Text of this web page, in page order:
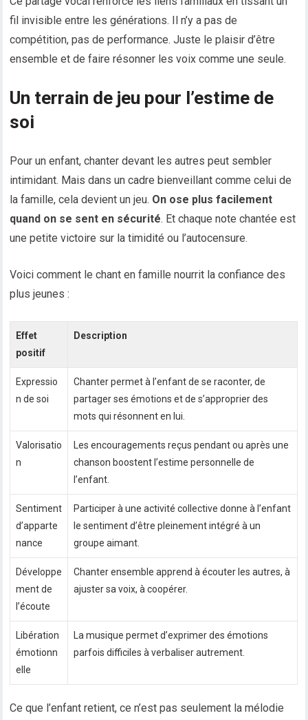
fil invisible entre les générations. Il n’y a pas de
compétition, pas de performance. Juste le plaisir d’être
ensemble et de faire résonner les voix comme une seule.
Un terrain de jeu pour l’estime de
soi
Pour un enfant, chanter devant les autres peut sembler
intimidant. Mais dans un cadre bienveillant comme celui de
la famille, cela devient un jeu. On ose plus facilement
quand on se sent en sécurité. Et chaque note chantée est
une petite victoire sur la timidité ou l’autocensure.
Voici comment le chant en famille nourrit la confiance des
plus jeunes :
Effet
positif
Description
Expressio
n de soi
Chanter permet à l’enfant de se raconter, de
partager ses émotions et de s’approprier des
mots qui résonnent en lui.
Valorisatio
n
Les encouragements reçus pendant ou après une
chanson boostent l’estime personnelle de
l’enfant.
Sentiment
d’apparte
nance
Participer à une activité collective donne à l’enfant
le sentiment d’être pleinement intégré à un
groupe aimant.
Développe
ment de
l’écoute
Chanter ensemble apprend à écouter les autres, à
ajuster sa voix, à coopérer.
Libération
émotionn
elle
La musique permet d’exprimer des émotions
parfois difficiles à verbaliser autrement.
Ce que l’enfant retient, ce n’est pas seulement la mélodie